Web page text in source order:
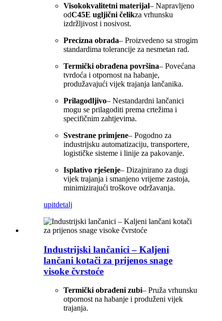
Visokokvalitetni materijal– Napravljeno
odC45E ugljični čelikza vrhunsku
izdržljivost i nosivost.
Precizna obrada– Proizvedeno sa strogim
standardima tolerancije za nesmetan rad.
Termički obrađena površina– Povećana
tvrdoća i otpornost na habanje,
produžavajući vijek trajanja lančanika.
Prilagodljivo– Nestandardni lančanici
mogu se prilagoditi prema crtežima i
specifičnim zahtjevima.
Svestrane primjene– Pogodno za
industrijsku automatizaciju, transportere,
logističke sisteme i linije za pakovanje.
Isplativo rješenje– Dizajnirano za dugi
vijek trajanja i smanjeno vrijeme zastoja,
minimizirajući troškove održavanja.
upitdetalj
Industrijski lančanici – Kaljeni
lančani kotači za prijenos snage
visoke čvrstoće
Termički obrađeni zubi– Pruža vrhunsku
otpornost na habanje i produženi vijek
trajanja.